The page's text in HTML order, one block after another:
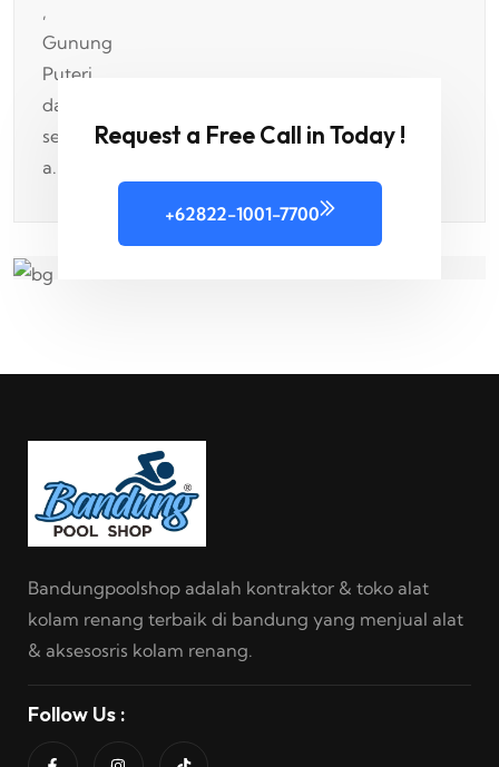
Request a Free Call in Today !
+62822-1001-7700
Bandungpoolshop adalah kontraktor & toko alat
kolam renang terbaik di bandung yang menjual alat
& aksesosris kolam renang.
Follow Us :